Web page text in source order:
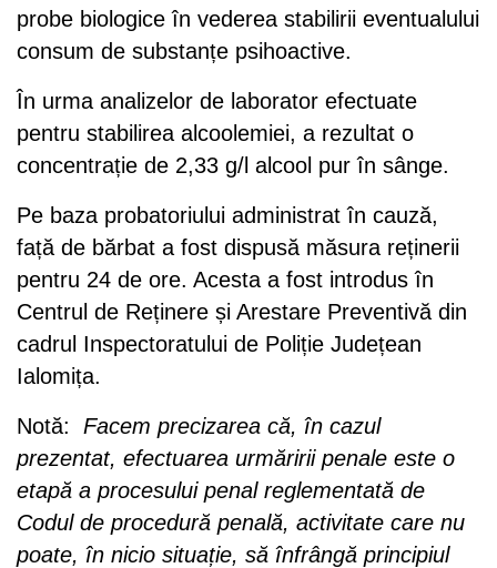
probe biologice în vederea stabilirii eventualului
consum de substanțe psihoactive.
În urma analizelor de laborator efectuate
pentru stabilirea alcoolemiei, a rezultat o
concentrație de 2,33 g/l alcool pur în sânge.
Pe baza probatoriului administrat în cauză,
față de bărbat a fost dispusă măsura reținerii
pentru 24 de ore. Acesta a fost introdus în
Centrul de Reținere și Arestare Preventivă din
cadrul Inspectoratului de Poliție Județean
Ialomița.
Notă: Facem precizarea că, în cazul
prezentat, efectuarea urmăririi penale este o
etapă a procesului penal reglementată de
Codul de procedură penală, activitate care nu
poate, în nicio situație, să înfrângă principiul